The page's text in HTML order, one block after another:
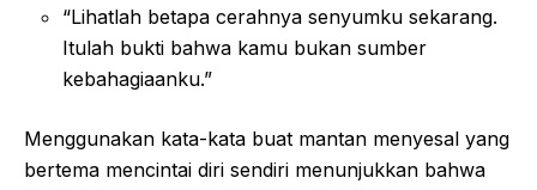
“Lihatlah betapa cerahnya senyumku sekarang.
Itulah bukti bahwa kamu bukan sumber
kebahagiaanku.”
Menggunakan kata-kata buat mantan menyesal yang
bertema mencintai diri sendiri menunjukkan bahwa